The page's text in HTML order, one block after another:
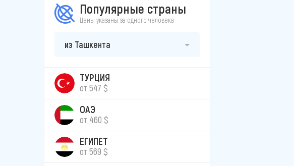
Популярные страны
Цены указаны за одного человека
из Ташкента
ТУРЦИЯ
от 547 $
ОАЭ
от 460 $
ЕГИПЕТ
от 569 $